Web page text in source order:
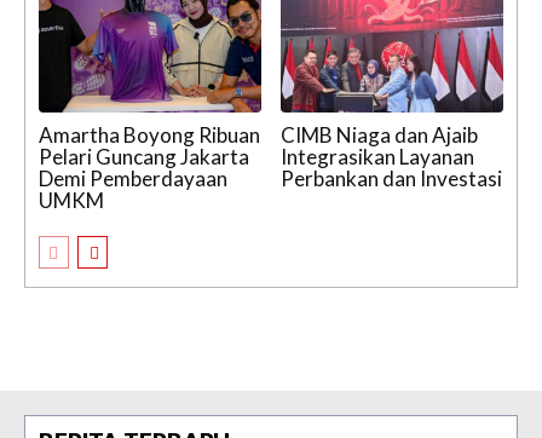
Amartha Boyong Ribuan
Pelari Guncang Jakarta
Demi Pemberdayaan
UMKM
CIMB Niaga dan Ajaib
Integrasikan Layanan
Perbankan dan Investasi